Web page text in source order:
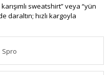
sweatshirt” veya “yün
daraltın; hızlı kargoyla
Spro